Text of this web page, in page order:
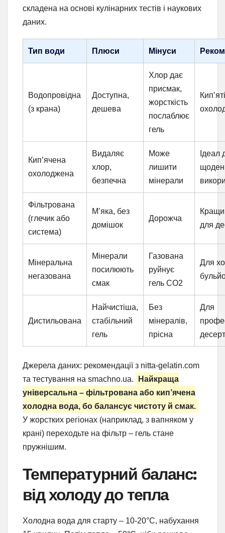
складена на основі кулінарних тестів і наукових
даних.
Тип води Плюси Мінуси
Водопровідна
(з крана)
Доступна,
дешева
Хлор дає
присмак,
жорсткість
послаблює
гель
Кип’ячена
охолоджена
Видаляє
хлор,
безпечна
Може
лишити
мінерали
Ідеал
Фільтрована
(глечик або
система)
М’яка, без
домішок
Дорожча
для
Мінеральна
негазована
Мінерали
посилюють
смак
Газована
руйнує
гель CO2
Для
Дистильована
Найчистіша,
стабільний
гель
Без
мінералів,
прісна
Для
Джерела даних: рекомендації з nitta-gelatin.com
та тестування на smachno.ua.
Найкраща
універсальна – фільтрована або кип’ячена
холодна вода, бо балансує чистоту й смак.
У жорстких регіонах (наприклад, з вапняком у
крані) переходьте на фільтр – гель стане
пружнішим.
Температурний баланс:
від холоду до тепла
Холодна вода для старту – 10-20°C, набухання